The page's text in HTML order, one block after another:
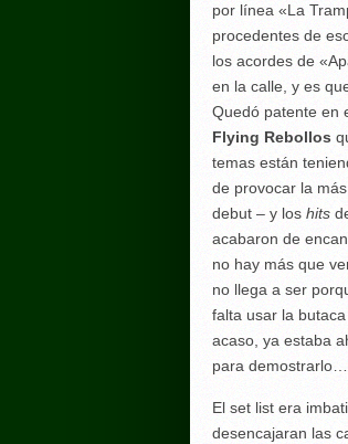
por línea «La
procedentes de
los acordes de
en la calle, y es
Quedó patente en
Flying Rebollos
temas están
de provocar la
debut – y los hits
acabaron de
no hay más que
no llega a ser
falta usar la
acaso, ya estaba
para demostrarlo…
El set list era
desencajaran las